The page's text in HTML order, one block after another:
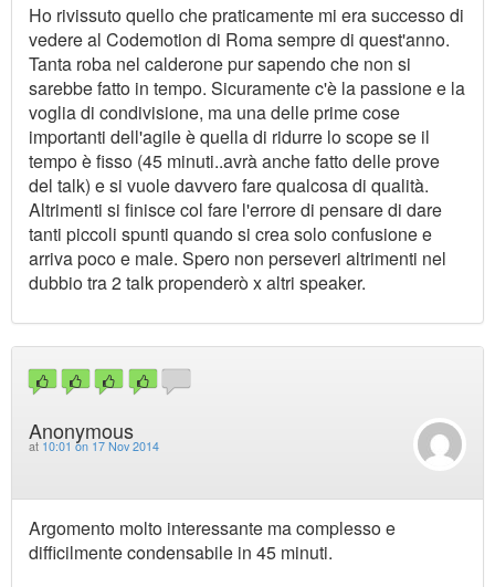
Ho rivissuto quello che praticamente mi era successo di
vedere al Codemotion di Roma sempre di quest'anno.
Tanta roba nel calderone pur sapendo che non si
sarebbe fatto in tempo. Sicuramente c'è la passione e la
voglia di condivisione, ma una delle prime cose
importanti dell'agile è quella di ridurre lo scope se il
tempo è fisso (45 minuti..avrà anche fatto delle prove
del talk) e si vuole davvero fare qualcosa di qualità.
Altrimenti si finisce col fare l'errore di pensare di dare
tanti piccoli spunti quando si crea solo confusione e
arriva poco e male. Spero non perseveri altrimenti nel
dubbio tra 2 talk propenderò x altri speaker.
Anonymous
at 10:01 on 17 Nov 2014
Argomento molto interessante ma complesso e
difficilmente condensabile in 45 minuti.